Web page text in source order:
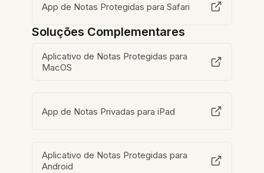
App de Notas Protegidas para Safari
Soluções Complementares
Aplicativo de Notas Protegidas para
MacOS
App de Notas Privadas para iPad
Aplicativo de Notas Protegidas para
Android